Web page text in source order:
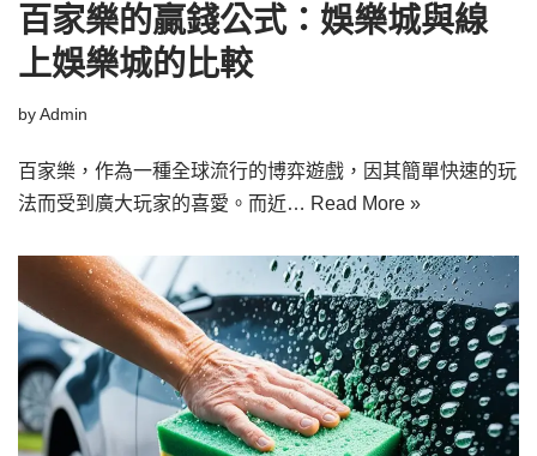
百家樂的贏錢公式：娛樂城與線
上娛樂城的比較
byAdmin
百家樂，作為一種全球流行的博弈遊戲，因其簡單快速的玩
法而受到廣大玩家的喜愛。而近… Read More »